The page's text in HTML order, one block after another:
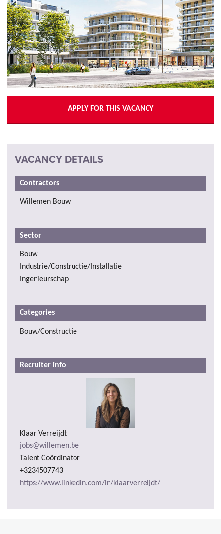
APPLY FOR THIS VACANCY
VACANCY DETAILS
Contractors
Willemen Bouw
Sector
Bouw
Industrie/Constructie/Installatie
Ingenieurschap
Categories
Bouw/Constructie
Recruiter info
Klaar Verreijdt
jobs@willemen.be
Talent Coördinator
+3234507743
https://www.linkedin.com/in/klaarverreijdt/